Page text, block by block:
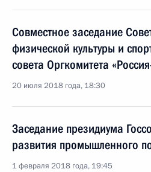
Совместное заседание
физической культуры и
совета Оргкомитета
20 июля 2018 года, 18:30
Заседание президиума
развития промышленного
1 февраля 2018 года, 19:45